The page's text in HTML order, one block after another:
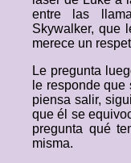
entre las
Skywalker, que
merece un
Le pregunta
le responde
piensa salir,
que él se
pregunta qué
misma.